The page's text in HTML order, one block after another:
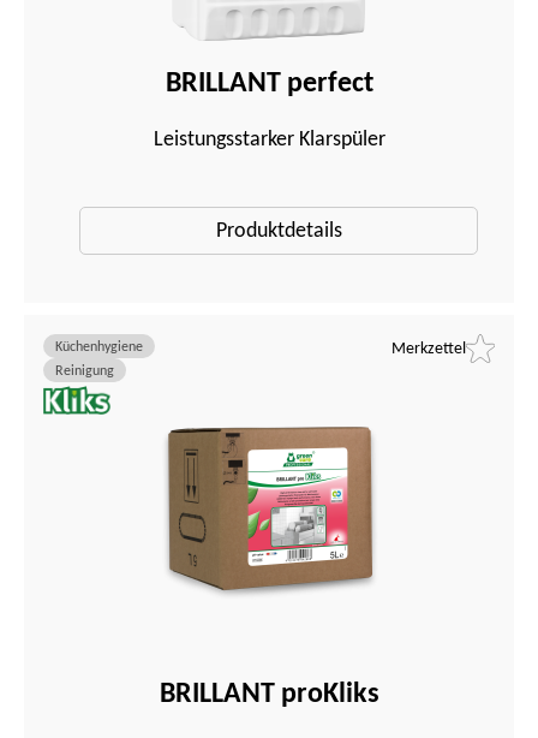
BRILLANT perfect
Leistungsstarker Klarspüler
Produktdetails
Merkzettel
BRILLANT proKliks
Küchenhygiene
Reinigung